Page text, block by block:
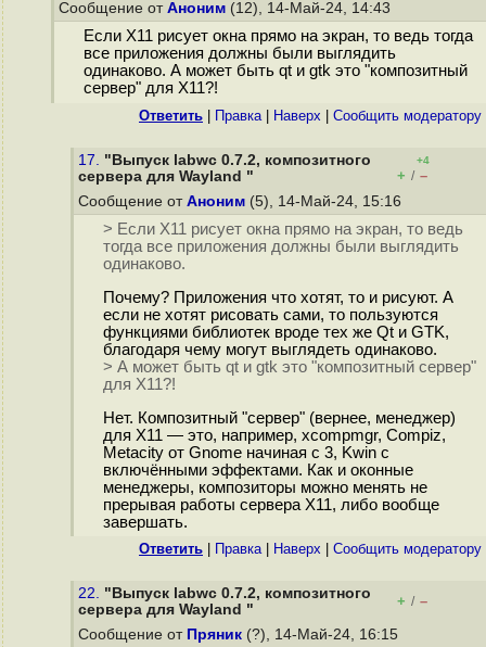
Сообщение от Аноним (12), 14-Май-24, 14:43
Если X11 рисует окна прямо на экран, то ведь тогда
все приложения должны были выглядить
одинаково. А может быть qt и gtk это "композитный
сервер" для X11?!
Ответить Правка| Наверх Cообщить модератору
17. "Выпуск labwc 0.7.2, композитного
сервера для Wayland "
+4
+ / –
Сообщение от Аноним (5), 14-Май-24, 15:16
> Если X11 рисует окна прямо на экран, то ведь
тогда все приложения должны были выглядить
одинаково.
Почему? Приложения что хотят, то и рисуют. А
если не хотят рисовать сами, то пользуются
функциями библиотек вроде тех же Qt и GTK,
благодаря чему могут выглядеть одинаково.
> А может быть qt и gtk это "композитный сервер"
для X11?!
Нет. Композитный "сервер" (вернее, менеджер)
для X11 — это, например, xcompmgr, Compiz,
Metacity от Gnome начиная с 3, Kwin с
включёнными эффектами. Как и оконные
менеджеры, композиторы можно менять не
прерывая работы сервера X11, либо вообще
завершать.
Ответить Правка| Наверх Cообщить модератору
22. "Выпуск labwc 0.7.2, композитного
сервера для Wayland "
+ / –
Сообщение от Пряник (?), 14-Май-24, 16:15